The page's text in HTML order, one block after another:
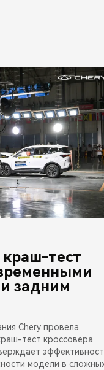
краш-тест
задним
Chery провела
тест кроссовера
модели в